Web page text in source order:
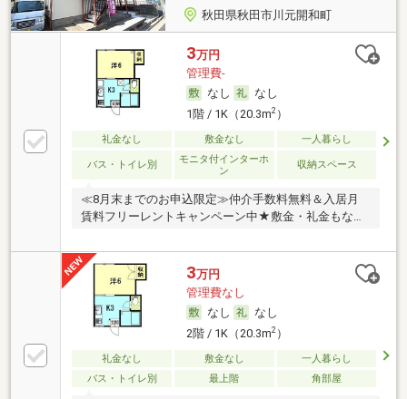
秋田県秋田市川元開和町
3万円
管理費-
なし
なし
1階 / 1K（20.3m2）
礼金なし 敷金なし 一人暮らし
バス・トイレ別
モニタ付インターホ
ン
収納スペース
≪8月末までのお申込限定≫仲介手数料無料＆入居月
賃料フリーレントキャンペーン中★敷金・礼金もな
3万円
管理費なし
なし
なし
2階 / 1K（20.3m2）
礼金なし 敷金なし
一人暮らし
バス・トイレ別
最上階 角部屋